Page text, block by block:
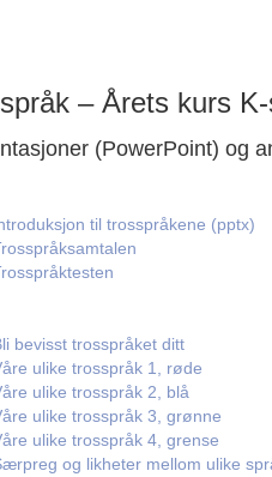
– Årets kurs
(PowerPoint) og
til trosspråkene (pptx)
bevisst trosspråket ditt
ulike trosspråk 1, røde
ulike trosspråk 2, blå
ulike trosspråk 3, grønne
ulike trosspråk 4, grense
og likheter mellom ulike